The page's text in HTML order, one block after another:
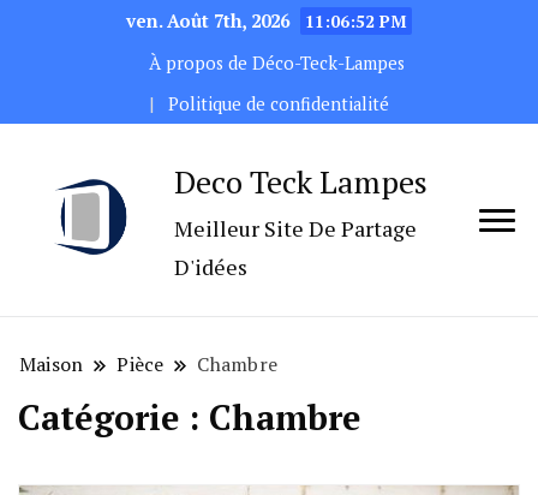
ven. Août 7th, 2026
11:06:54 PM
À propos de Déco-Teck-Lampes
Politique de confidentialité
Deco Teck Lampes
Meilleur Site De Partage
D'idées
Maison Pièce Chambre
Catégorie : Chambre